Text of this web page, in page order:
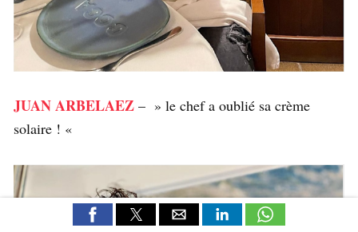
JUAN ARBELAEZ – » le chef a oublié sa crème
solaire ! «